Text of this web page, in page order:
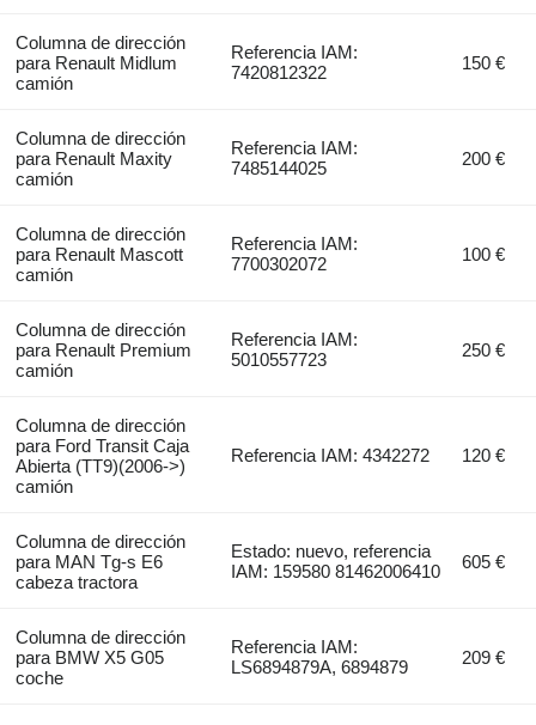
Columna de dirección
para Renault Midlum
camión
Referencia IAM:
7420812322
150 €
Columna de dirección
para Renault Maxity
camión
Referencia IAM:
7485144025
200 €
Columna de dirección
para Renault Mascott
camión
Referencia IAM:
7700302072
100 €
Columna de dirección
para Renault Premium
camión
Referencia IAM:
5010557723
250 €
Columna de dirección
para Ford Transit Caja
Abierta (TT9)(2006->)
camión
Referencia IAM: 4342272 120 €
Columna de dirección
para MAN Tg-s E6
cabeza tractora
Estado: nuevo, referencia
IAM: 159580 81462006410
605 €
Columna de dirección
para BMW X5 G05
coche
Referencia IAM:
LS6894879A, 6894879
209 €